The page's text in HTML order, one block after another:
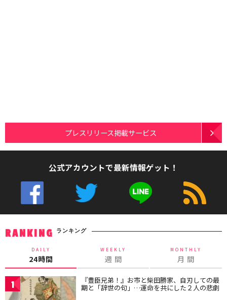
プレスリリース掲載サービス
公式アカウントで最新情報ゲット！
RANKING ランキング
DAILY
24時間
WEEKLY
週 間
MONTHLY
月 間
1 『豊臣兄弟！』お市と柴田勝家、自刃しての最
期と「辞世の句」…運命を共にした２人の悲劇